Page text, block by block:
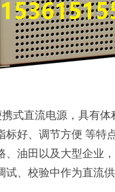
携式直流电源，具有
标好、调节方便 等特
、油田以及大型企业
试、校验中作为直流供